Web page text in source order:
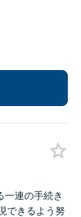
一連の手続き
できるよう努